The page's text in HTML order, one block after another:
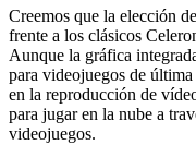
Creemos que la elección
frente a los clásicos
Aunque la gráfica
para videojuegos de
en la reproducción de
para jugar en la nube a
videojuegos.